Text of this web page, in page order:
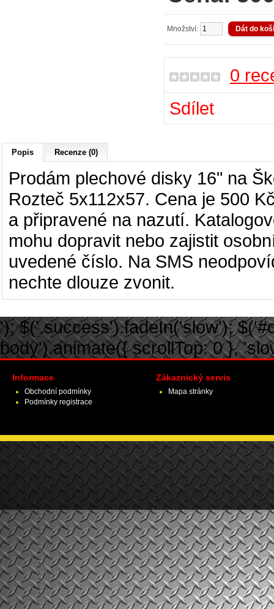
Množství:
0
Sdílet
Popis Recenze (0)
Prodám plechové disky 16" na
Rozteč 5x112x57. Cena je 500
a připravené na nazutí.
mohu dopravit nebo zajistit
uvedené číslo. Na SMS
nechte dlouze zvonit.
'); $('.success').fadeIn('slow');
body').animate({ scrollTop: 0 },
Informace
Obchodní podmínky
Podmínky registrace
Zákaznický servis
Mapa stránky